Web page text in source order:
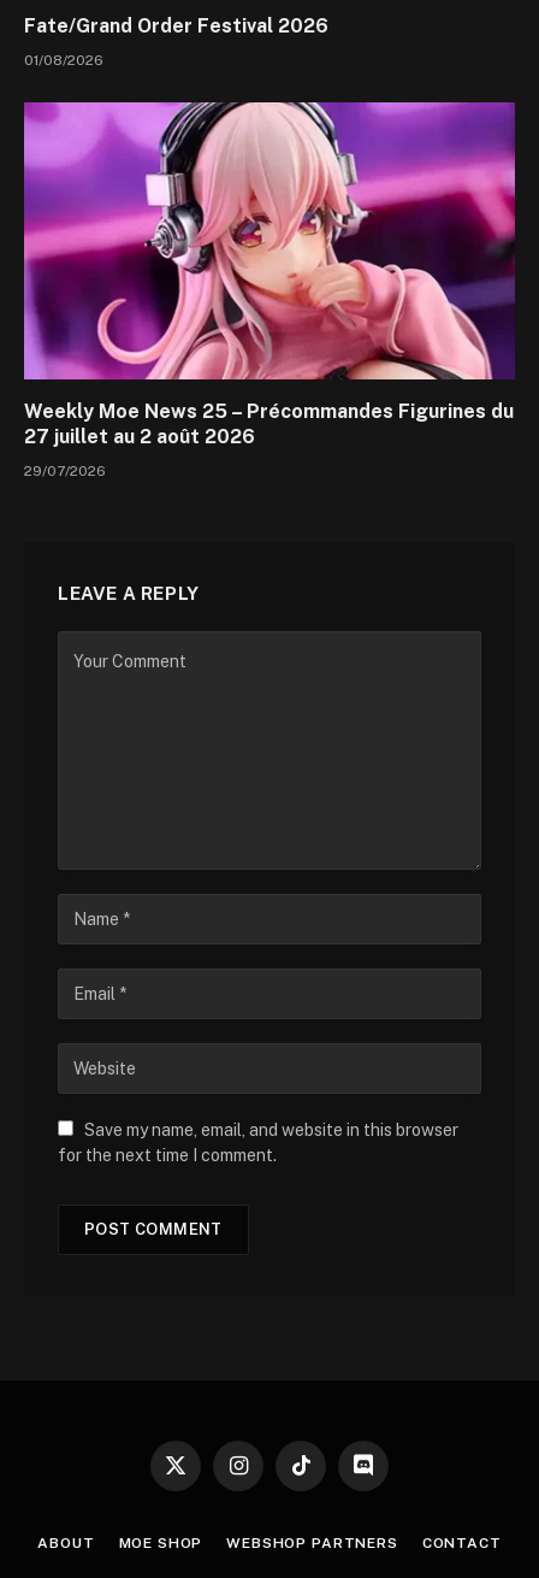
Fate/Grand Order Festival 2026
01/08/2026
Weekly Moe News 25 – Précommandes Figurines du
27 juillet au 2 août 2026
29/07/2026
LEAVE A REPLY
Save my name, email, and website in this browser
for the next time I comment.
X
InstagramTikTok Discord
ABOUT MOE SHOP WEBSHOP PARTNERS CONTACT